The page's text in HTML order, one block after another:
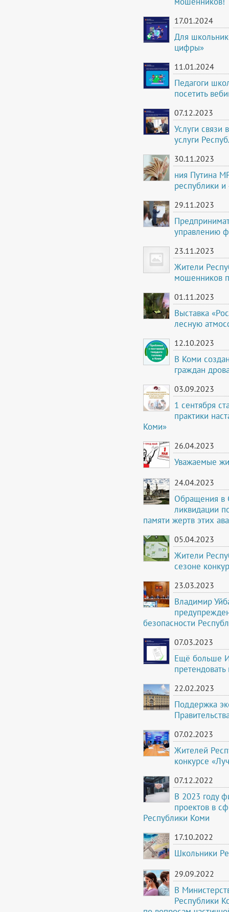
17.01.2024
Для
цифры»
11.01.2024
Педагоги
посетить
07.12.2023
Услуги
услуги
30.11.2023
ния Путина
республики
29.11.2023
управлению
23.11.2023
Жители
мошенников
01.11.2023
Выставка
лесную
12.10.2023
В Коми
граждан
03.09.2023
1 сентября
практики
Коми»
26.04.2023
Уважаемые
24.04.2023
Обращения в
ликвидации
памяти жертв этих
05.04.2023
Жители
сезоне
23.03.2023
Владимир
безопасности
07.03.2023
Ещё больше
22.02.2023
Поддержка
07.02.2023
Жителей
конкурсе
07.12.2022
В 2023 году
проектов в
Республики Коми
17.10.2022
Школьники
29.09.2022
В
Республики